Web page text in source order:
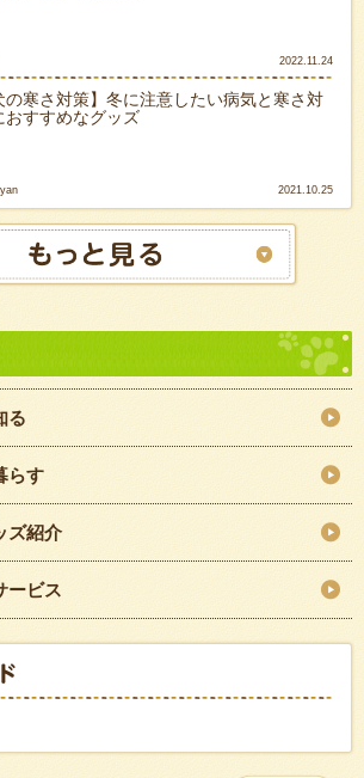
2022.11.24
の寒さ対策】冬に注意したい病気と寒さ対
おすすめなグッズ
2021.10.25
る
らす
ズ紹介
ービス